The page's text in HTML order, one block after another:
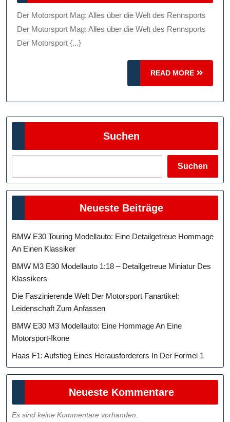
Geschwindigkeit,
Adrenalin
Leidenschaft
2026
Der Motorsport Mag: Alles über die Welt des Rennsports
Der Motorsport Mag: Alles über die Welt des Rennsports
Der Motorsport {...}
READ MORE
READ
MORE
Suchen
Suchen
Neueste Beiträge
BMW E30 Touring Modellauto: Eine Detailgetreue Hommage
An Einen Klassiker
BMW M3 E30 Modellauto 1:18 – Detailgetreue Miniatur Des
Klassikers
Die Faszinierende Welt Der Motorsport Fanartikel:
Leidenschaft Zum Anfassen
BMW E30 M3 Modellauto: Eine Hommage An Eine
Motorsport-Ikone
Haas F1: Aufstieg Eines Herausforderers In Der Formel 1
Neueste Kommentare
Es sind keine Kommentare vorhanden.